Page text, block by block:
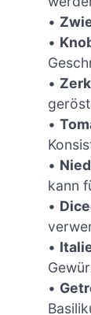
•
•
•
•
•
kann
•
•
•